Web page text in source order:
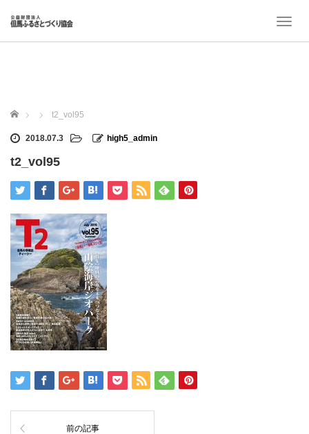
T
ホーム t2_vol95
2018.07.3 high5_admin
t2_vol95
前の記事